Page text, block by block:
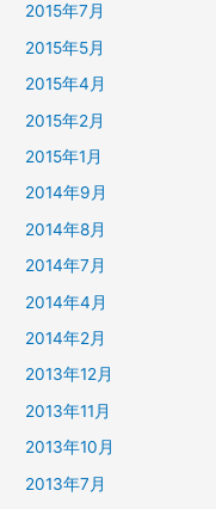
2015年7月
2015年5月
2015年4月
2015年2月
2015年1月
2014年9月
2014年8月
2014年7月
2014年4月
2014年2月
2013年12月
2013年11月
2013年10月
2013年7月